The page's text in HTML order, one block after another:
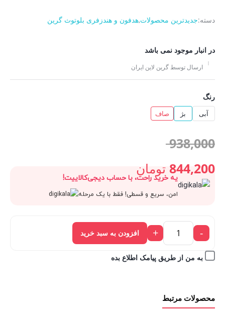
دسته:جدیدترین محصولات,هدفون و هندزفری بلوتوث گرین
در انبار موجود نمی باشد
ارسال توسط گرین لاین ایران
رنگ
آبی بژ صاف
938,000
اصلی:
938,000 تومان
بود.
844,200 تومان
قیمت
فعلی:
844,200 تومان.
یه خرید راحت، با حساب دیجی‌کالاییت!
امن، سریع و قسطی! فقط با یک مرحله
-
+ افزودن به سبد خرید
به من از طریق پیامک اطلاع بده
محصولات مرتبط